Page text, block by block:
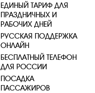
ЕДИНЫЙ ТАРИФ ДЛЯ
ПРАЗДНИЧНЫХ И
РАБОЧИХ ДНЕЙ
РУССКАЯ ПОДДЕРЖКА
ОНЛАЙН
БЕСПЛАТНЫЙ ТЕЛЕФОН
ДЛЯ РОССИИ
ПОСАДКА
ПАССАЖИРОВ